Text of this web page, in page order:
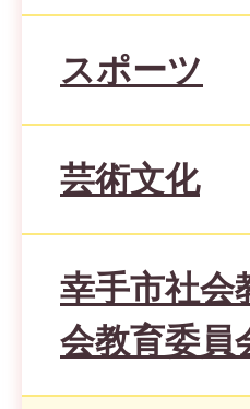
スポーツ
芸術文化
幸手市社会
会教育委員